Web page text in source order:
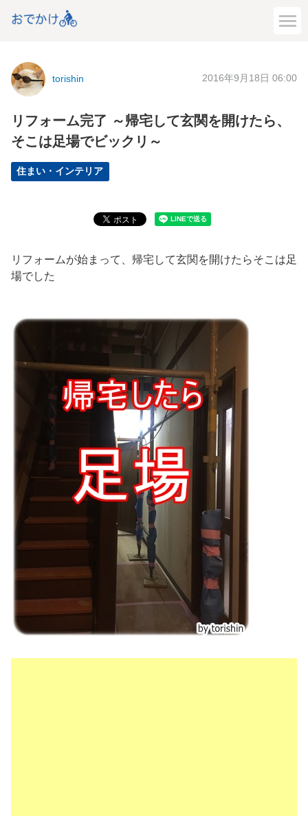
torishin 2016年9月18日 06:00
リフォーム完了 ～帰宅して玄関を開けたら、
そこは足場でビックリ～
住まい・インテリア
リフォームが始まって、帰宅して玄関を開けたらそこは足
場でした